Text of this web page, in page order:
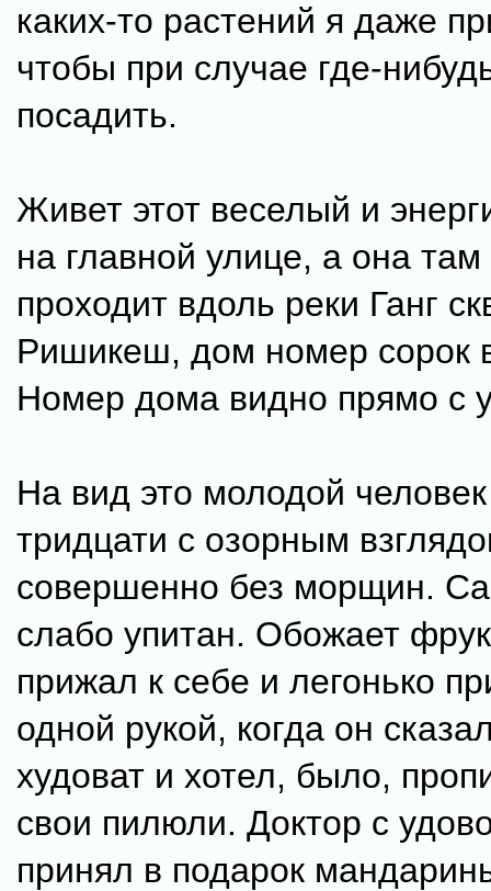
каких-то растений я даже
чтобы при случае где-
посадить.
Живет этот веселый и
на главной улице, а она
проходит вдоль реки Ганг
Ришикеш, дом номер сорок
Номер дома видно прямо с
На вид это молодой
тридцати с озорным
совершенно без морщин.
слабо упитан. Обожает
прижал к себе и легонько
одной рукой, когда он
худоват и хотел, было,
свои пилюли. Доктор с
принял в подарок